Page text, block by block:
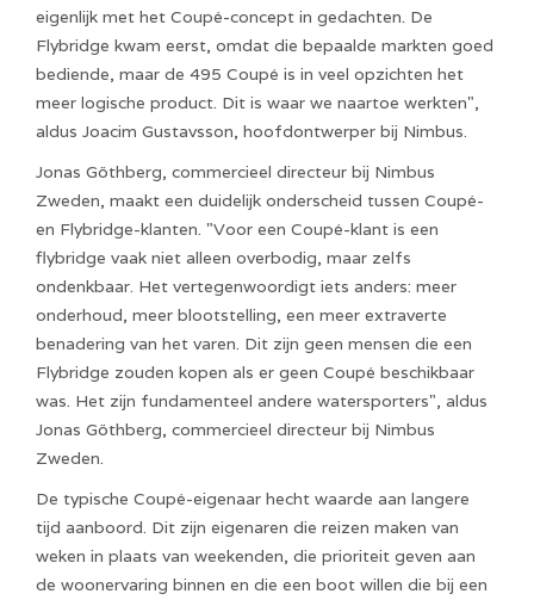
eigenlijk met het Coupé-concept in gedachten. De
Flybridge kwam eerst, omdat die bepaalde markten goed
bediende, maar de 495 Coupé is in veel opzichten het
meer logische product. Dit is waar we naartoe werkten",
aldus Joacim Gustavsson, hoofdontwerper bij Nimbus.
Jonas Göthberg, commercieel directeur bij Nimbus
Zweden, maakt een duidelijk onderscheid tussen Coupé-
en Flybridge-klanten. "Voor een Coupé-klant is een
flybridge vaak niet alleen overbodig, maar zelfs
ondenkbaar. Het vertegenwoordigt iets anders: meer
onderhoud, meer blootstelling, een meer extraverte
benadering van het varen. Dit zijn geen mensen die een
Flybridge zouden kopen als er geen Coupé beschikbaar
was. Het zijn fundamenteel andere watersporters", aldus
Jonas Göthberg, commercieel directeur bij Nimbus
Zweden.
De typische Coupé-eigenaar hecht waarde aan langere
tijd aanboord. Dit zijn eigenaren die reizen maken van
weken in plaats van weekenden, die prioriteit geven aan
de woonervaring binnen en die een boot willen die bij een